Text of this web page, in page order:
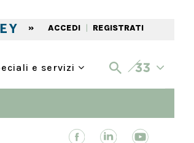
» ACCEDI | REGISTRATI
e servizi